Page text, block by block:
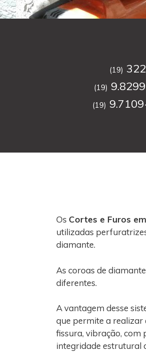
(19)
(19)
(19)
Os Cortes e Furos
utilizadas
diamante.
As coroas de
diferentes.
A vantagem desse
que permite a realizar
fissura, vibração, com
integridade estrutural